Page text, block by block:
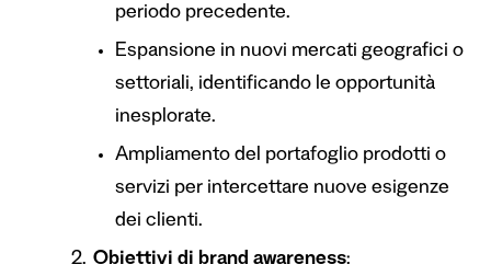
periodo precedente.
Espansione in nuovi mercati geografici o
settoriali, identificando le opportunità
inesplorate.
Ampliamento del portafoglio prodotti o
servizi per intercettare nuove esigenze
dei clienti.
Obiettivi di brand awareness: